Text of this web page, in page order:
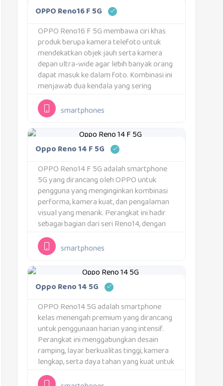
OPPO Reno16 F 5G
OPPO Reno16 F 5G membawa ciri khas
produk berupa kamera telefoto untuk
mendekatkan objek jauh serta kamera
depan ultra-wide agar lebih banyak orang
dapat masuk ke dalam foto. Kombinasi ini
menjawab dua kendala yang sering
muncul saat memotret memakai
smartphone: posisi subjek terlalu jauh dan
bidang pandang kamera depan terlalu...
smartphones
Oppo Reno 14 F 5G
OPPO Reno14 F 5G adalah smartphone
5G yang dirancang oleh OPPO untuk
pengguna yang menginginkan kombinasi
performa, kamera kuat, dan pengalaman
visual yang menarik. Perangkat ini hadir
sebagai bagian dari seri Reno14, dengan
fokus pada fotografi, layar halus, serta
daya tahan baterai yang kuat.Varian RAM
dan PenyimpananOPPO Reno14 F 5G...
smartphones
Oppo Reno 14 5G
OPPO Reno14 5G adalah smartphone
kelas menengah premium yang dirancang
untuk penggunaan harian yang intensif.
Perangkat ini menggabungkan desain
ramping, layar berkualitas tinggi, kamera
lengkap, serta daya tahan yang kuat untuk
berbagai kondisi. Fokus utama ponsel ini